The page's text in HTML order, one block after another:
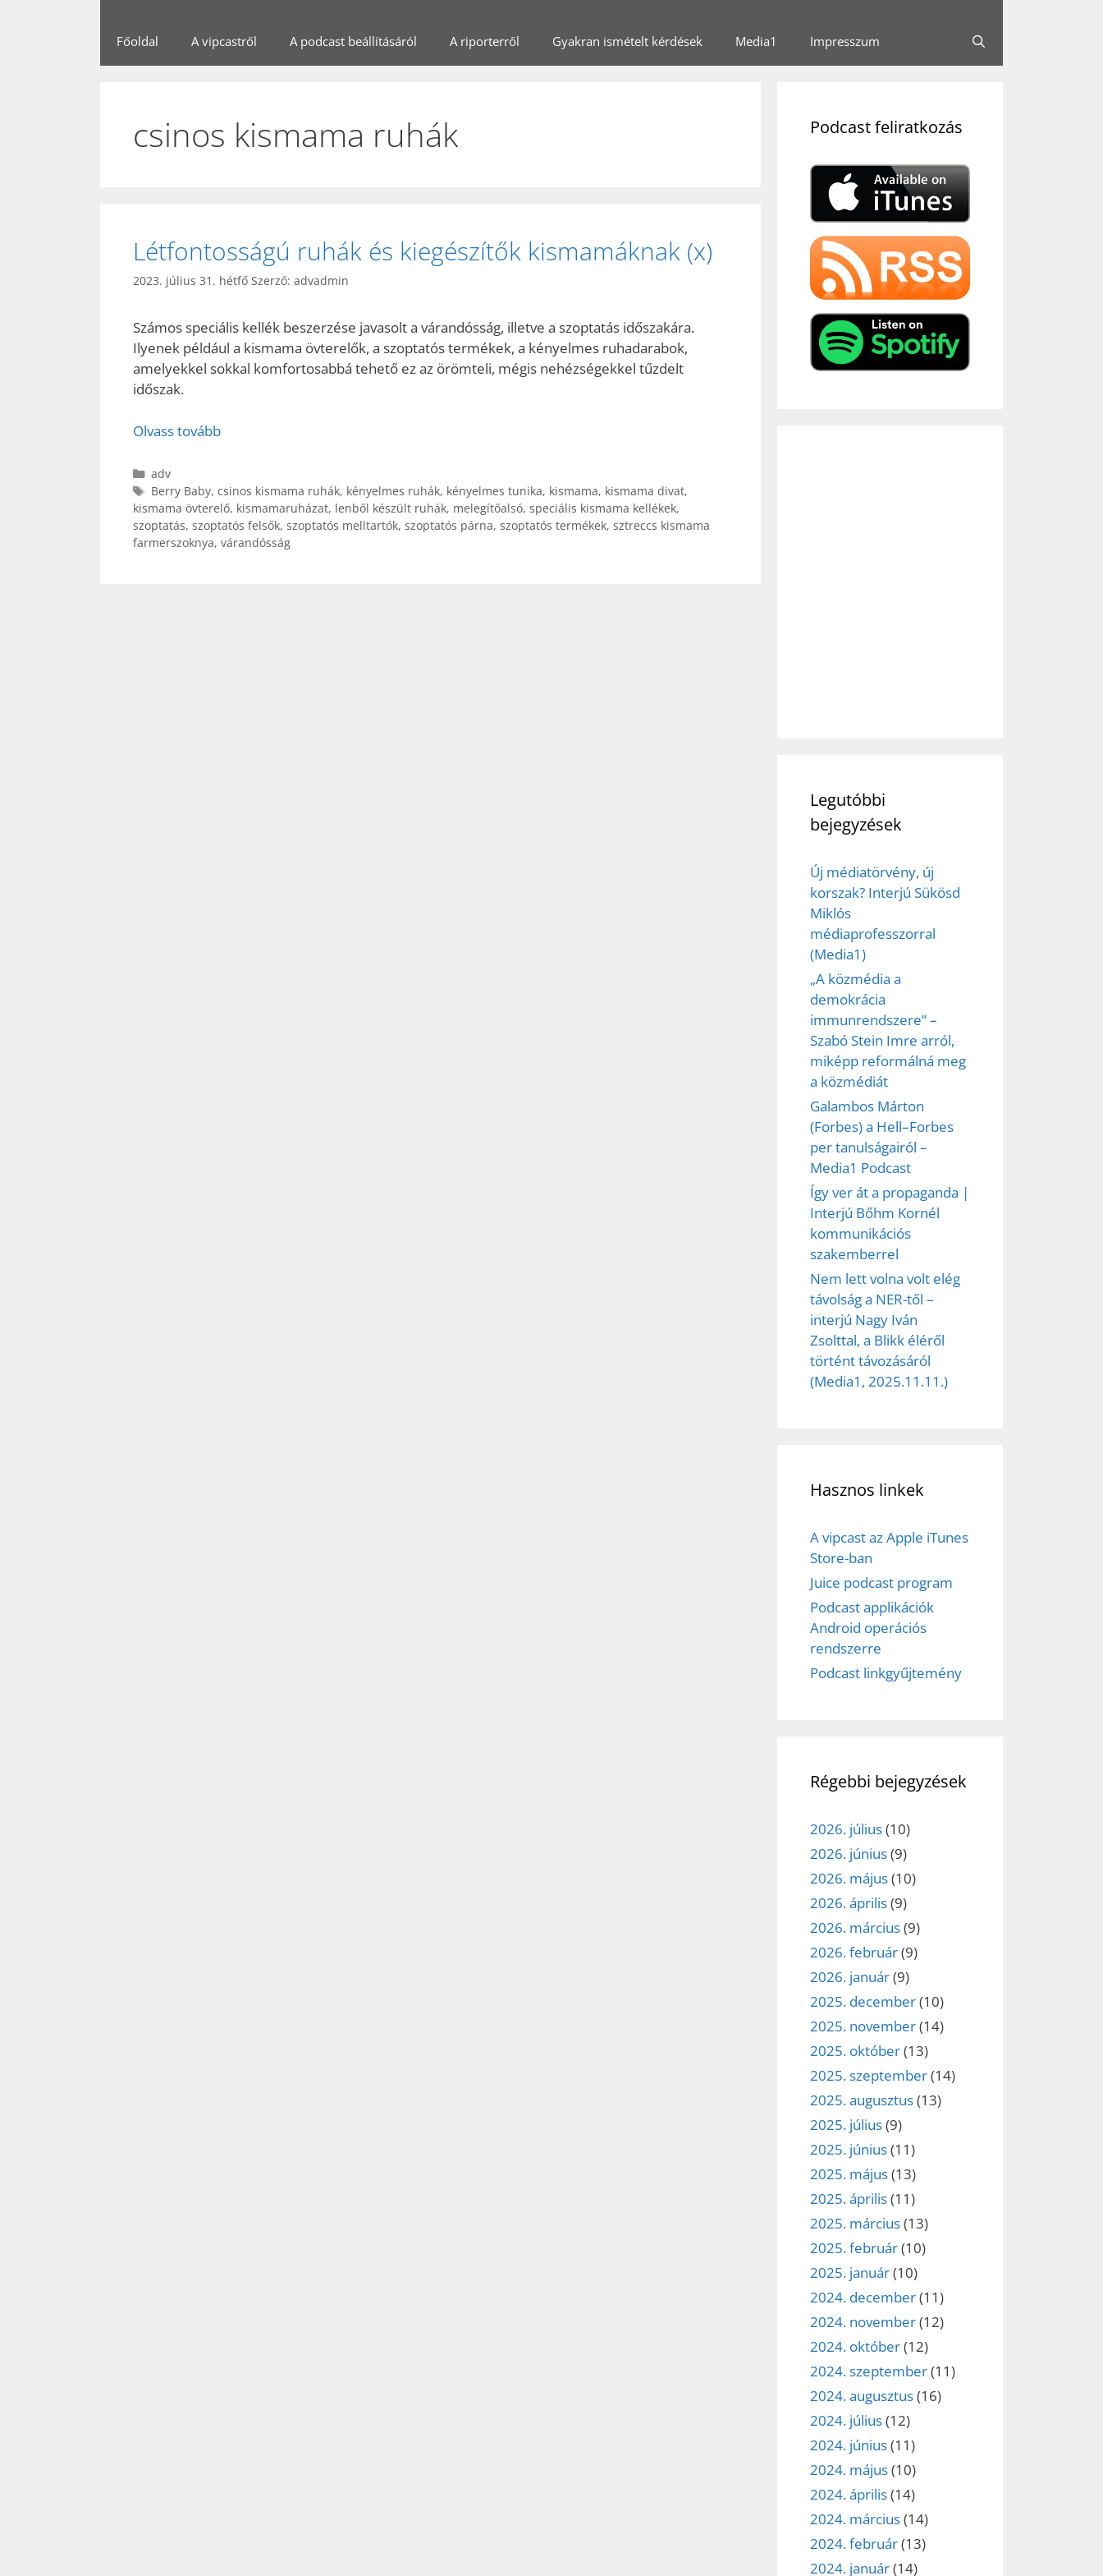
Főoldal A vipcastről A podcast beállításáról A riporterről Gyakran ismételt kérdések Media1 Impresszum
csinos kismama ruhák
Létfontosságú ruhák és kiegészítők kismamáknak (x)
2023. július 31. hétfő Szerző: advadmin
Számos speciális kellék beszerzése javasolt a várandósság, illetve a szoptatás időszakára.
Ilyenek például a kismama övterelők, a szoptatós termékek, a kényelmes ruhadarabok,
amelyekkel sokkal komfortosabbá tehető ez az örömteli, mégis nehézségekkel tűzdelt
időszak.
Olvass tovább
Kategória
adv
Címkék
Berry Baby, csinos kismama ruhák, kényelmes ruhák, kényelmes tunika, kismama, kismama divat,
kismama övterelő, kismamaruházat, lenből készült ruhák, melegítőalsó, speciális kismama kellékek,
szoptatás, szoptatós felsők, szoptatós melltartók, szoptatós párna, szoptatós termékek, sztreccs kismama
farmerszoknya, várandósság
Podcast feliratkozás
Legutóbbi
bejegyzések
Új médiatörvény, új
korszak? Interjú Sükösd
Miklós
médiaprofesszorral
(Media1)
„A közmédia a
demokrácia
immunrendszere” –
Szabó Stein Imre arról,
miképp reformálná meg
a közmédiát
Galambos Márton
(Forbes) a Hell–Forbes
per tanulságairól –
Media1 Podcast
Így ver át a propaganda |
Interjú Bőhm Kornél
kommunikációs
szakemberrel
Nem lett volna volt elég
távolság a NER-től –
interjú Nagy Iván
Zsolttal, a Blikk éléről
történt távozásáról
(Media1, 2025.11.11.)
Hasznos linkek
A vipcast az Apple iTunes
Store-ban
Juice podcast program
Podcast applikációk
Android operációs
rendszerre
Podcast linkgyűjtemény
Régebbi bejegyzések
2026. július(10)
2026. június(9)
2026. május(10)
2026. április(9)
2026. március(9)
2026. február(9)
2026. január(9)
2025. december(10)
2025. november(14)
2025. október(13)
2025. szeptember(14)
2025. augusztus(13)
2025. július(9)
2025. június(11)
2025. május(13)
2025. április(11)
2025. március(13)
2025. február(10)
2025. január(10)
2024. december(11)
2024. november(12)
2024. október(12)
2024. szeptember(11)
2024. augusztus(16)
2024. július(12)
2024. június(11)
2024. május(10)
2024. április(14)
2024. március(14)
2024. február(13)
2024. január(14)